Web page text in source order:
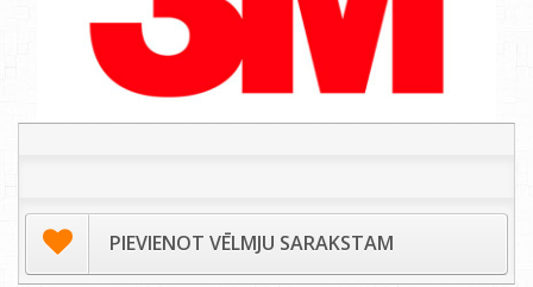
PIEVIENOT VĒLMJU SARAKSTAM